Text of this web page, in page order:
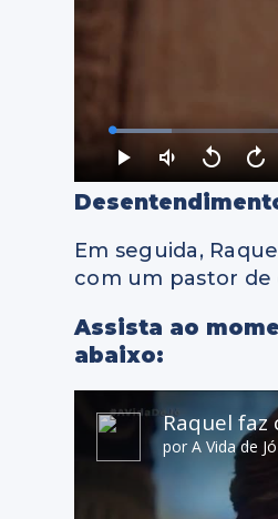
Em seguida,
com um pastor de
Assista ao
abaixo: